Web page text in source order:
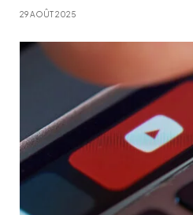
29 AOÛT 2025